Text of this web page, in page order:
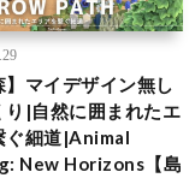
】マイデザイン無し
り|自然に囲まれたエ
ぐ細道|Animal
New Horizons【島